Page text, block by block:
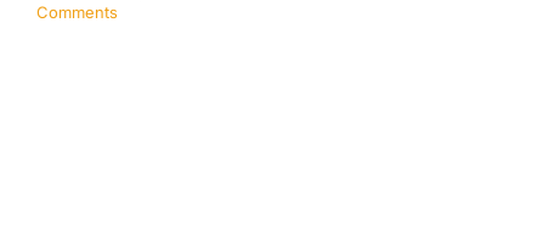
Comments